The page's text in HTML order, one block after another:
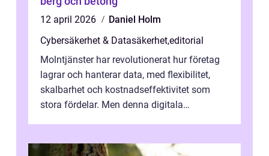
12 april 2026
Daniel Holm
Cybersäkerhet & Datasäkerhet,editorial
Molntjänster har revolutionerat hur företag
lagrar och hanterar data, med flexibilitet,
skalbarhet och kostnadseffektivitet som
stora fördelar. Men denna digitala